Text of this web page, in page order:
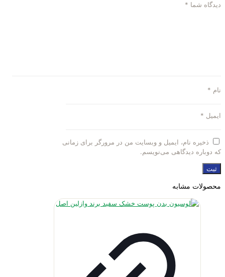
دیدگاه شما *
نام *
ایمیل *
ذخیره نام، ایمیل و وبسایت من در مرورگر برای زمانی
که دوباره دیدگاهی می‌نویسم.
محصولات مشابه